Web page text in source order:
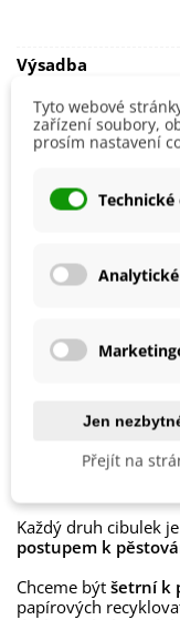
Výsadba
Možnosti Pěstování
Vegetační Doba
Druh Růže
Každý druh cibulek
postupem k
Chceme být šetrní k
papírových
Tyto webové
zařízení soubory,
prosím nastavení
Jen
Přejít na